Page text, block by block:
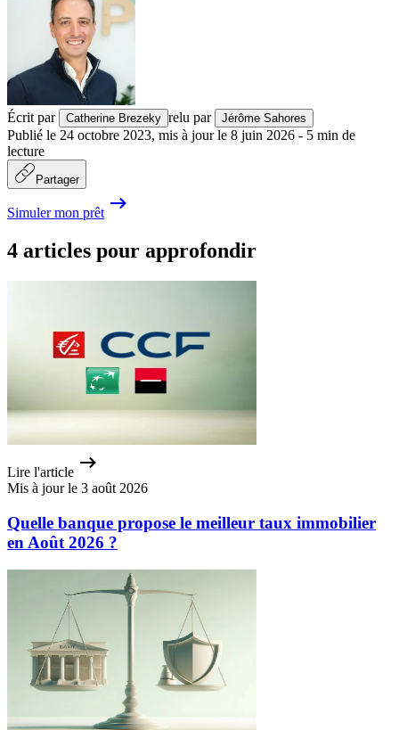
Écrit par Catherine Brezeky relu par Jérôme Sahores
Publié le 24 octobre 2023, mis à jour le 8 juin 2026 - 5 min de
lecture
Partager
Simuler mon prêt
4 articles pour approfondir
Lire l'article
Mis à jour le 3 août 2026
Quelle banque propose le meilleur taux immobilier
en Août 2026 ?